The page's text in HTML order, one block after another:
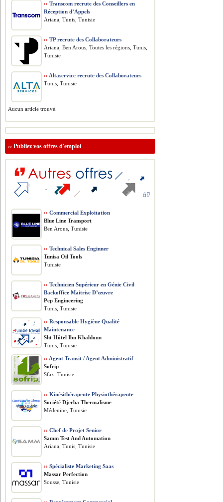
›› Transcom recrute des Conseillers en
Réception d’Appels
Ariana, Tunis, Tunisie
›› TP recrute des Collaborateurs
Ariana, Ben Arous, Toutes les régions, Tunis,
Tunisie
›› Altaservice recrute des Collaborateurs
Tunis, Tunisie
Aucun article trouvé.
››Publiez vos offres d'emploi
›› Commercial Exploitation
Blue Line Transport
Ben Arous, Tunisie
›› Technical Sales Enginner
Tunisa Oil Tools
Tunisie
›› Technicien Supérieur en Génie Civil
Backoffice Maitrise D’œuvre
Pep Engineering
Tunis, Tunisie
›› Responsable Hygiène Qualité
Maintenance
Sht Hôtel Ibn Khaldoun
Tunis, Tunisie
›› Agent Transit / Agent Administratif
Sofrip
Sfax, Tunisie
›› Kinésithérapeute Physiothérapeute
Société Djerba Thermalisme
Médenine, Tunisie
›› Chef de Projet Senior
Samm Test And Automation
Ariana, Tunis, Tunisie
›› Spécialiste Marketing Saas
Massar Perfection
Sousse, Tunisie